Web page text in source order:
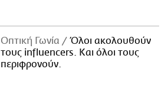
Οπτική Γωνία
Όλοι ακολουθούν
τους influencers. Και όλοι τους
περιφρονούν.